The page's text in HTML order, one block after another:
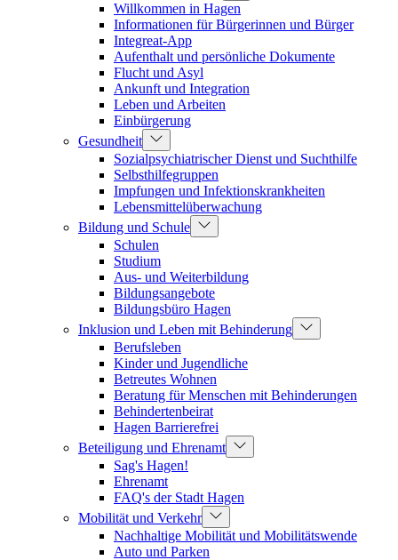
Willkommen in Hagen
Informationen für Bürgerinnen und Bürger
Integreat-App
Aufenthalt und persönliche Dokumente
Flucht und Asyl
Ankunft und Integration
Leben und Arbeiten
Einbürgerung
Gesundheit
Sozialpsychiatrischer Dienst und Suchthilfe
Selbsthilfegruppen
Impfungen und Infektionskrankheiten
Lebensmittelüberwachung
Bildung und Schule
Schulen
Studium
Aus- und Weiterbildung
Bildungsangebote
Bildungsbüro Hagen
Inklusion und Leben mit Behinderung
Berufsleben
Kinder und Jugendliche
Betreutes Wohnen
Beratung für Menschen mit Behinderungen
Behindertenbeirat
Hagen Barrierefrei
Beteiligung und Ehrenamt
Sag's Hagen!
Ehrenamt
FAQ's der Stadt Hagen
Mobilität und Verkehr
Nachhaltige Mobilität und Mobilitätswende
Auto und Parken